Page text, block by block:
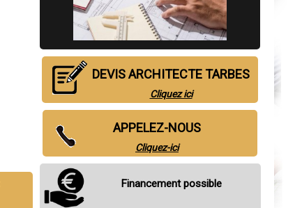
DEVIS ARCHITECTE TARBES
Cliquez ici
APPELEZ-NOUS
Cliquez-ici
Financement possible